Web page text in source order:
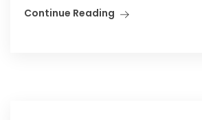
Continue Reading